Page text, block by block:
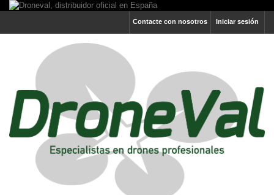
Iniciar sesión
Contacte con nosotros